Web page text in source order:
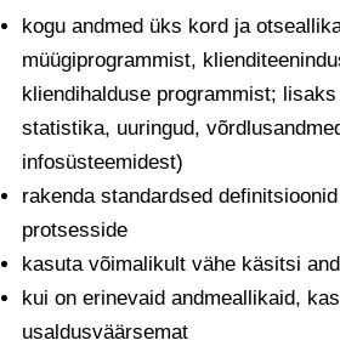
kogu andmed üks kord ja
müügiprogrammist,
kliendihalduse programmist;
statistika, uuringud,
infosüsteemidest)
rakenda standardsed
protsesside
kasuta võimalikult vähe käsitsi
kui on erinevaid andmeallikaid,
usaldusväärsemat